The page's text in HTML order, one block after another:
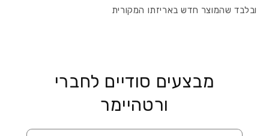
ובלבד שהמוצר חדש באריזתו המקורית
מבצעים סודיים לחברי
ורטהיימר